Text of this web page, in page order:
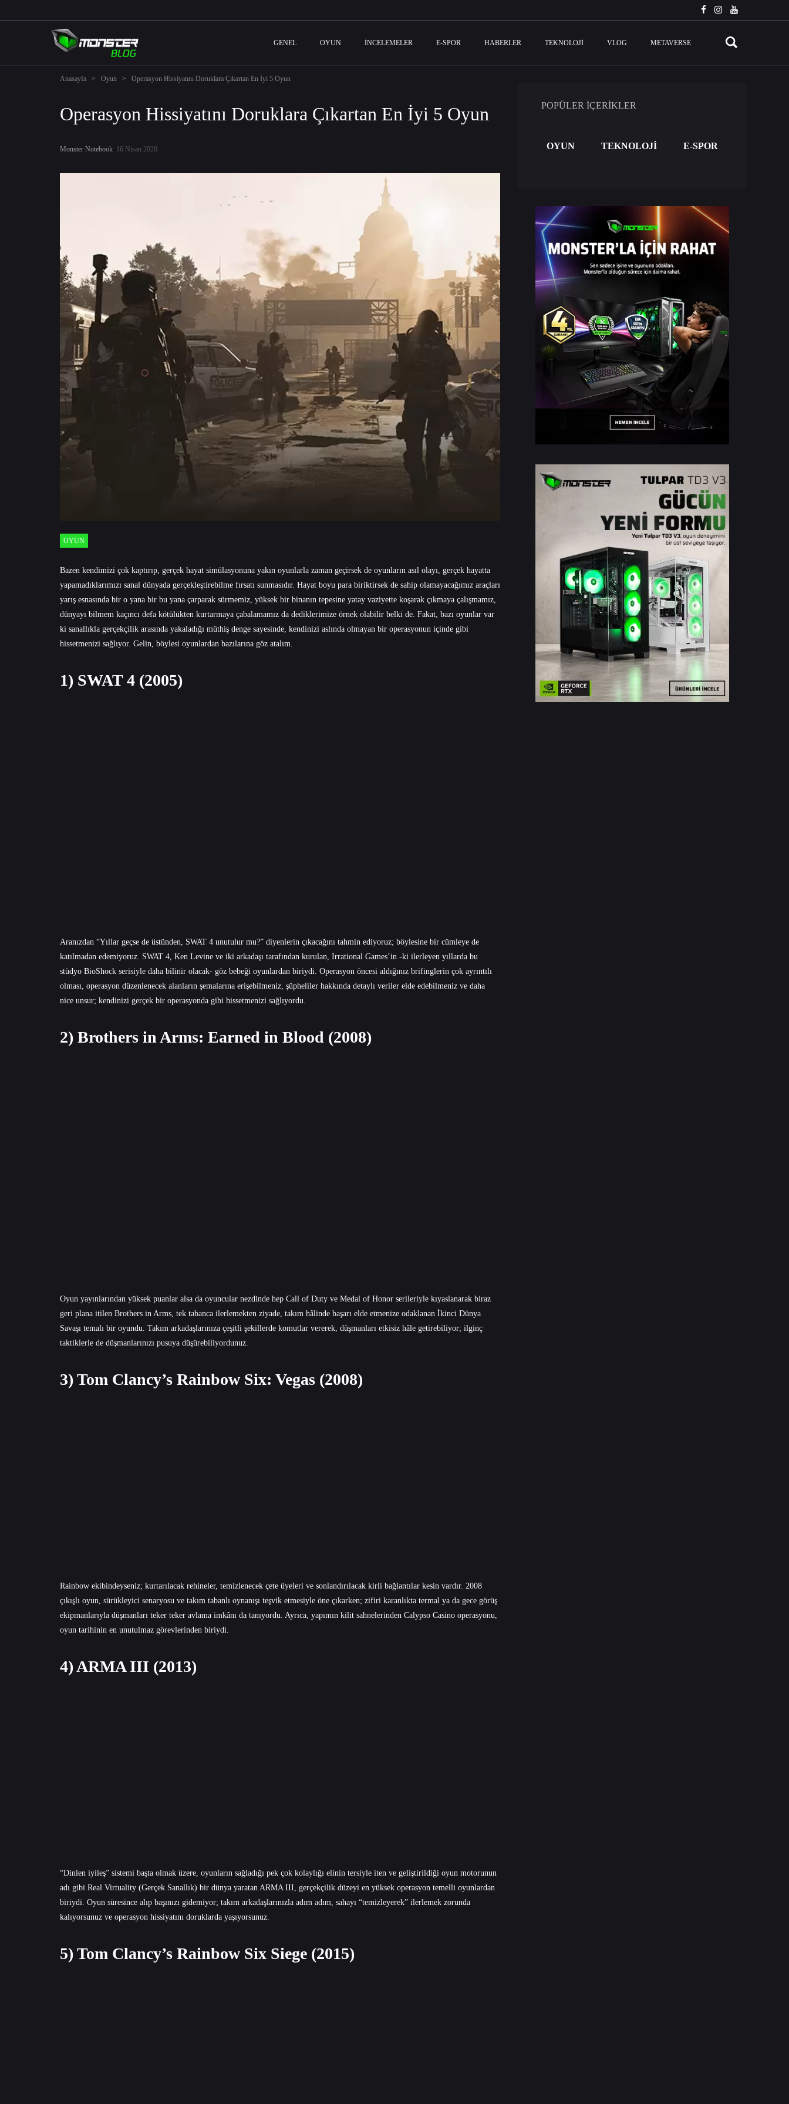
GENEL OYUN İNCELEMELER E-SPOR HABERLER TEKNOLOJI VLOG METAVERSE
Anasayfa > Oyun > Operasyon Hissiyatını Doruklara Çıkartan En İyi 5 Oyun
Operasyon Hissiyatını Doruklara Çıkartan En İyi 5 Oyun
Monster Notebook 16 Nisan 2020
OYUN
Bazen kendimizi çok kaptırıp, gerçek hayat simülasyonuna yakın oyunlarla zaman geçirsek de oyunların asıl olayı, gerçek hayatta
yapamadıklarımızı sanal dünyada gerçekleştirebilme fırsatı sunmasıdır. Hayat boyu para biriktirsek de sahip olamayacağımız araçları
yarış esnasında bir o yana bir bu yana çarparak sürmemiz, yüksek bir binanın tepesine yatay vaziyette koşarak çıkmaya çalışmamız,
dünyayı bilmem kaçıncı defa kötülükten kurtarmaya çabalamamız da dediklerimize örnek olabilir belki de. Fakat, bazı oyunlar var
ki sanallıkla gerçekçilik arasında yakaladığı müthiş denge sayesinde, kendinizi aslında olmayan bir operasyonun içinde gibi
hissetmenizi sağlıyor. Gelin, böylesi oyunlardan bazılarına göz atalım.
1) SWAT 4 (2005)
Aranızdan “Yıllar geçse de üstünden, SWAT 4 unutulur mu?” diyenlerin çıkacağını tahmin ediyoruz; böylesine bir cümleye de
katılmadan edemiyoruz. SWAT 4, Ken Levine ve iki arkadaşı tarafından kurulan, Irrational Games’in -ki ilerleyen yıllarda bu
stüdyo BioShock serisiyle daha bilinir olacak- göz bebeği oyunlardan biriydi. Operasyon öncesi aldığınız brifinglerin çok ayrıntılı
olması, operasyon düzenlenecek alanların şemalarına erişebilmeniz, şüpheliler hakkında detaylı veriler elde edebilmeniz ve daha
nice unsur; kendinizi gerçek bir operasyonda gibi hissetmenizi sağlıyordu.
2) Brothers in Arms: Earned in Blood (2008)
Oyun yayınlarından yüksek puanlar alsa da oyuncular nezdinde hep Call of Duty ve Medal of Honor serileriyle kıyaslanarak biraz
geri plana itilen Brothers in Arms, tek tabanca ilerlemekten ziyade, takım hâlinde başarı elde etmenize odaklanan İkinci Dünya
Savaşı temalı bir oyundu. Takım arkadaşlarınıza çeşitli şekillerde komutlar vererek, düşmanları etkisiz hâle getirebiliyor; ilginç
taktiklerle de düşmanlarınızı pusuya düşürebiliyordunuz.
3) Tom Clancy’s Rainbow Six: Vegas (2008)
Rainbow ekibindeyseniz; kurtarılacak rehineler, temizlenecek çete üyeleri ve sonlandırılacak kirli bağlantılar kesin vardır. 2008
çıkışlı oyun, sürükleyici senaryosu ve takım tabanlı oynanışı teşvik etmesiyle öne çıkarken; zifiri karanlıkta termal ya da gece görüş
ekipmanlarıyla düşmanları teker teker avlama imkânı da tanıyordu. Ayrıca, yapımın kilit sahnelerinden Calypso Casino operasyonu,
oyun tarihinin en unutulmaz görevlerinden biriydi.
4) ARMA III (2013)
“Dinlen iyileş” sistemi başta olmak üzere, oyunların sağladığı pek çok kolaylığı elinin tersiyle iten ve geliştirildiği oyun motorunun
adı gibi Real Virtuality (Gerçek Sanallık) bir dünya yaratan ARMA III, gerçekçilik düzeyi en yüksek operasyon temelli oyunlardan
biriydi. Oyun süresince alıp başınızı gidemiyor; takım arkadaşlarınızla adım adım, sahayı “temizleyerek” ilerlemek zorunda
kalıyorsunuz ve operasyon hissiyatını doruklarda yaşıyorsunuz.
5) Tom Clancy’s Rainbow Six Siege (2015)
POPÜLER İÇERİKLER
OYUN TEKNOLOJİ E-SPOR